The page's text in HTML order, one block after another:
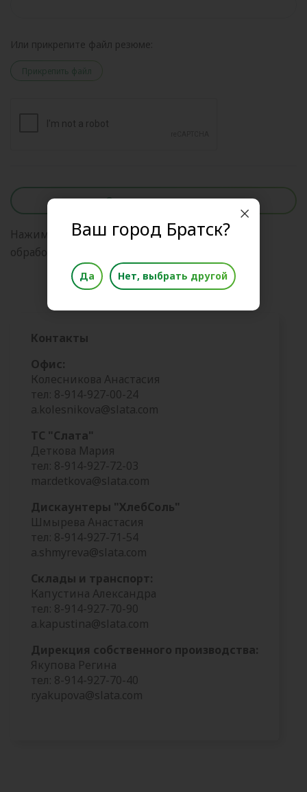
Или прикрепите файл резюме:
Прикрепить файл
Отправить анкету
Нажимая на кнопку, я даю свое согласие на
обработку
Контакты
Офис:
Колесникова Анастасия
тел: 8-914-927-00-24
a.kolesnikova@slata.com
ТС "Слата"
Деткова Мария
тел: 8-914-927-72-03
mar.detkova@slata.com
Дискаунтеры "ХлебСоль"
Шмырева Анастасия
тел: 8-914-927-71-54
a.shmyreva@slata.com
Склады и транспорт:
Капустина Александра
тел: 8-914-927-70-90
a.kapustina@slata.com
Дирекция собственного производства:
Якупова Регина
тел: 8-914-927-70-40
r.yakupova@slata.com
Ваш город Братск?
Да Нет, выбрать другой